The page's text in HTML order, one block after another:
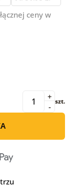
ceny w
-
+ szt.